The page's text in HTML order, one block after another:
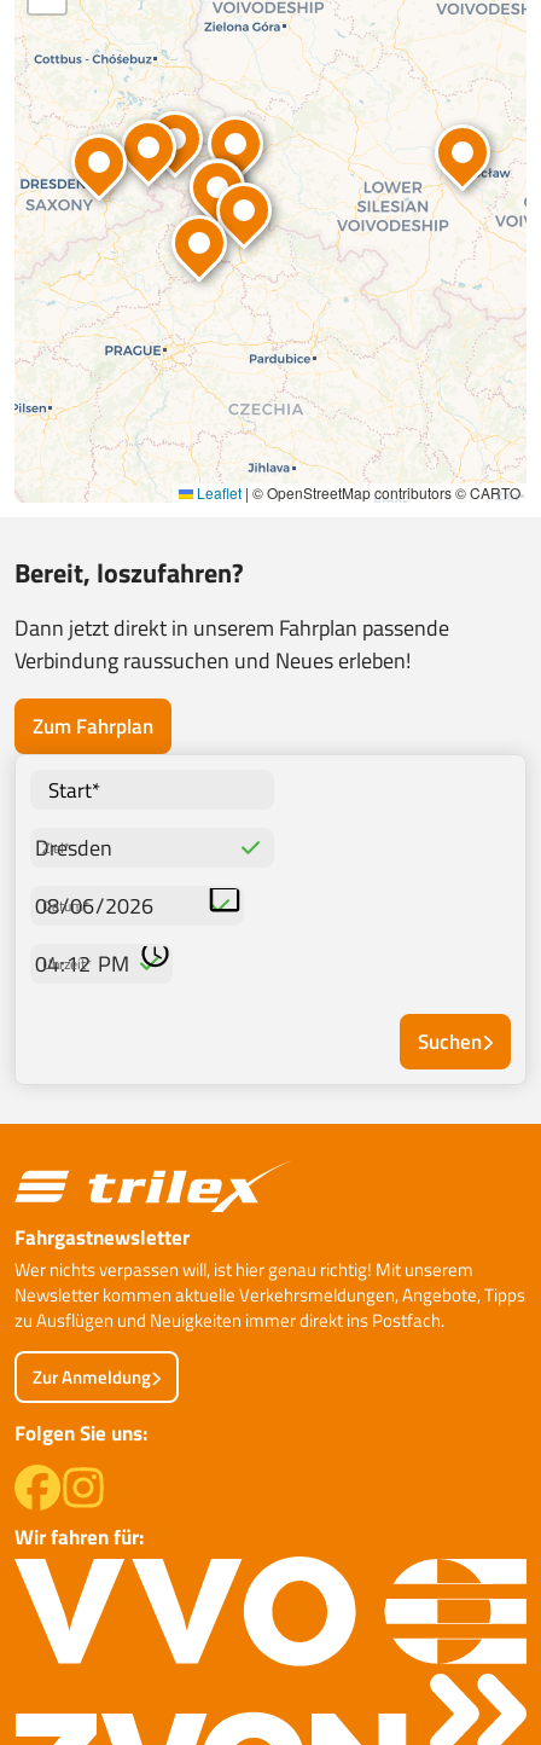
Leaflet | © OpenStreetMap contributors © CARTO
Bereit, loszufahren?
Dann jetzt direkt in unserem Fahrplan passende
Verbindung raussuchen und Neues erleben!
Zum Fahrplan
Start*
Ziel*
Datum*
Uhrzeit*
Suchen
Fahrgastnewsletter
Wer nichts verpassen will, ist hier genau richtig! Mit unserem
Newsletter kommen aktuelle Verkehrsmeldungen, Angebote, Tipps
zu Ausflügen und Neuigkeiten immer direkt ins Postfach.
Zur Anmeldung
Folgen Sie uns:
Wir fahren für: